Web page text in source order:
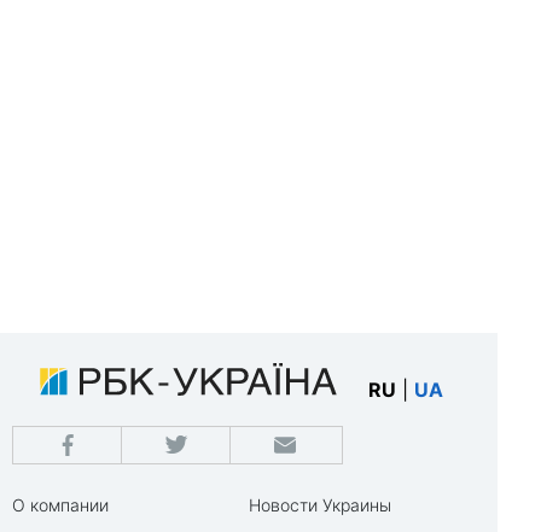
RU UA
О компании
Новости Украины